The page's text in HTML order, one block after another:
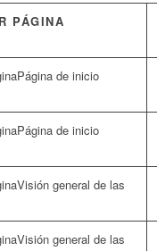
PÁGINA
Página de inicio
Página de inicio
Visión general de las
Visión general de las